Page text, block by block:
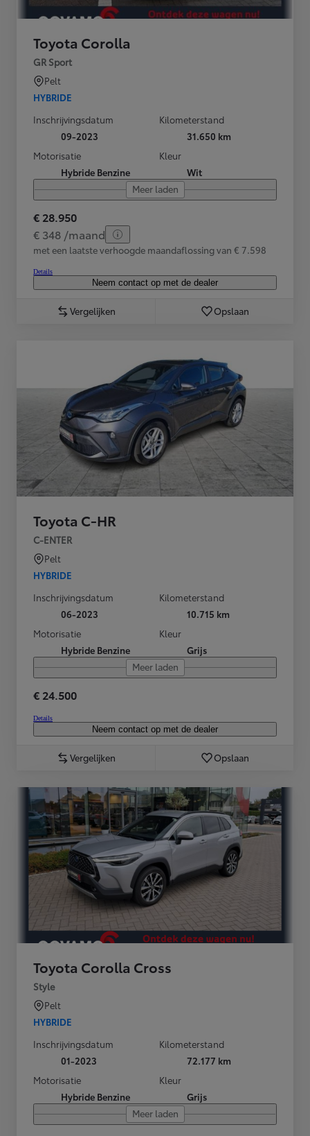
Toyota Corolla
GR Sport
Pelt
HYBRIDE
Inschrijvingsdatum
09-2023
Kilometerstand
31.650 km
Motorisatie
Hybride Benzine
Kleur
Wit
Meer laden
€ 28.950
€ 348 /maand
met een laatste verhoogde maandaflossing van € 7.598
Details
Neem contact op met de dealer
Vergelijken Opslaan
Toyota C-HR
C-ENTER
Pelt
HYBRIDE
Inschrijvingsdatum
06-2023
Kilometerstand
10.715 km
Motorisatie
Hybride Benzine
Kleur
Grijs
Meer laden
€ 24.500
Details
Neem contact op met de dealer
Vergelijken Opslaan
Toyota Corolla Cross
Style
Pelt
HYBRIDE
Inschrijvingsdatum
01-2023
Kilometerstand
72.177 km
Motorisatie
Hybride Benzine
Kleur
Grijs
Meer laden